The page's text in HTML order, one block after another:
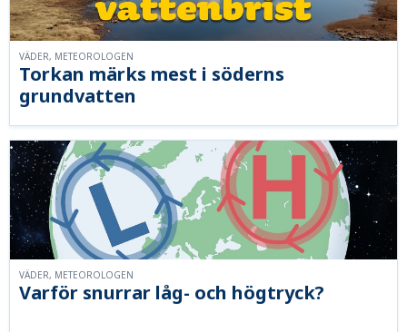
Torkan märks mest i söderns
grundvatten
VÄDER, METEOROLOGEN
Varför snurrar låg- och högtryck?
VÄDER, METEOROLOGEN